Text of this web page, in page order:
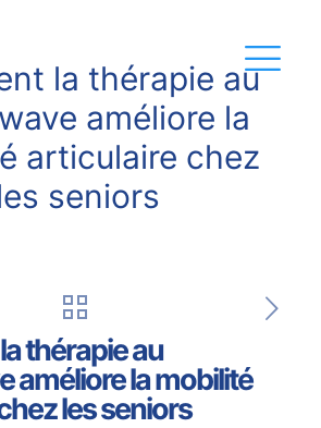
la thérapie au
améliore la
articulaire chez
seniors
thérapie au
améliore la mobilité
les seniors